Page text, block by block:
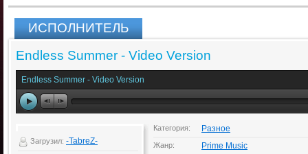
ИСПОЛНИТЕЛЬ
Endless Summer - Video Version
Endless Summer - Video Version
Загрузил: -TabreZ-
Категория: Разное
Жанр: Prime Music